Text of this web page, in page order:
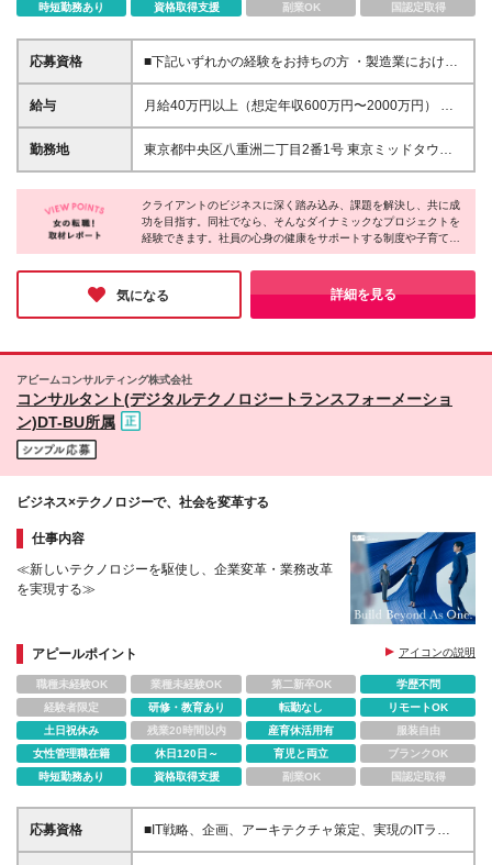
時短勤務あり 資格取得支援 副業OK 国認定取得
応募資格
■下記いずれかの経験をお持ちの方 ・製造業における
システム導入PJのチームリード/チームメンバー経験
・配下メンバーを率いてのタスク推進経験 ・製造業
希望の担当業務に応じて応募資格が異なります ・ア
カウントマネジメント └執行役員相当以上として、会
ード・パートナー経験 └アカウント開拓・案件獲得実
績 └アカウントリレーション構築の実績 └アカウント
リード経験 └グローバルでの職務経験 ・プロジェク
トマネジメント └素材化学・コンシューマービジネス
業界における大規模/中規模システム導入PJのプロジ
ェクトマネジメント経験、案件獲得経験 └管理職とし
て複数の配下メンバーのマネジメント経験 └素材材化
職経験＋実務経験＋デジタル活用経験 └配下メンバー
を率いてのタスク推進経験 ■学歴不問
給与
月給40万円以上（想定年収600万円〜2000万円） ※
経験・能力を考慮の上、当社規定により決定します。
※賞与年2回支給 ※試用期間：原則6ヶ月（試用期間中
勤務地
東京都中央区八重洲二丁目2番1号 東京ミッドタウン
八重洲 八重洲セントラルタワー ※プロジェクトによ
りその他全国、海外あり ※在宅勤務制度、リモートワ
ーク制度あり （変更の範囲）上記除く当社関連勤務
地
クライアントのビジネスに深く踏み込み、課題を解決し、共に成
功を目指す。同社でなら、そんなダイナミックなプロジェクトを
経験できます。社員の心身の健康をサポートする制度や子育て支
援など完備。福利厚生が充実しており、仕事にもプライベートに
も手を抜きたくない女性が長く働ける環境があります！
気になる 詳細を見る
アビームコンサルティング株式会社
コンサルタント(デジタルテクノロジートランスフォーメーショ
ン)DT-BU所属
ビジネス×テクノロジーで、社会を変革する
仕事内容
≪新しいテクノロジーを駆使し、企業変革・業務改革
を実現する≫
アピールポイント アイコンの説明
職種未経験OK 業種未経験OK 第二新卒OK
学歴不問
経験者限定
研修・教育あり 転勤なし
リモートOK
土日祝休み
残業20時間以内 産育休活用有
服装自由
女性管理職在籍
休日120日～ 育児と両立
ブランクOK
時短勤務あり
資格取得支援 副業OK 国認定取得
応募資格
■IT戦略、企画、アーキテクチャ策定、実現のITライ
フサイクルに関わる実務経験3年以上 ■学歴不問